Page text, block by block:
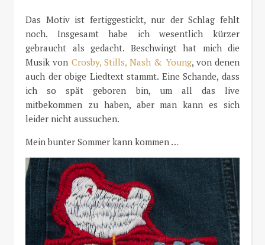
Das Motiv ist fertiggestickt, nur der Schlag fehlt
noch. Insgesamt habe ich wesentlich kürzer
gebraucht als gedacht. Beschwingt hat mich die
Musik von Crosby, Stills, Nash & Young, von denen
auch der obige Liedtext stammt. Eine Schande, dass
ich so spät geboren bin, um all das live
mitbekommen zu haben, aber man kann es sich
leider nicht aussuchen.
Mein bunter Sommer kann kommen …